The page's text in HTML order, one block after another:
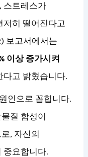
스트레스가
저히 떨어진다고
보고서에서는
이상 증가시켜
다고 밝혔습니다.
인으로 꼽힙니다.
질 합성이
, 자신의
중요합니다.